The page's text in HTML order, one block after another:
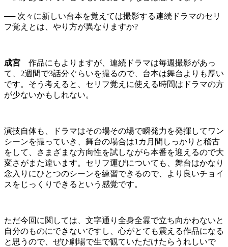
── 次々に新しい台本を覚えては撮影する連続ドラマのセリ
フ覚えとは、やり方が異なりますか?
成宮 作品にもよりますが、連続ドラマは毎週撮影があっ
て、2週間で3話分ぐらいを撮るので、台本は舞台よりも厚い
です。そう考えると、セリフ覚えに使える時間はドラマの方
が少ないかもしれない。
演技自体も、ドラマはその場その場で瞬発力を発揮してワン
シーンを撮っていき、舞台の場合は1カ月間しっかりと稽古
をして、さまざまな方向性を試しながら本番を迎えるので大
変さがまた違います。セリフ運びについても、舞台はかなり
念入りにひとつのシーンを練習できるので、より良いチョイ
スをじっくりできるという感覚です。
ただ今回に関しては、文字通り全身全霊で立ち向かわないと
自分のものにできないですし、心がとても震える作品になる
と思うので、ぜひ劇場で生で観ていただけたらうれしいで